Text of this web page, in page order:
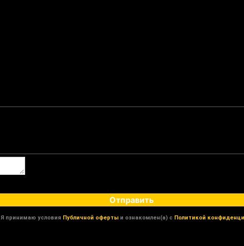
Отправить
Я принимаю условия Публичной офертыи ознакомлен(а) с Политикой